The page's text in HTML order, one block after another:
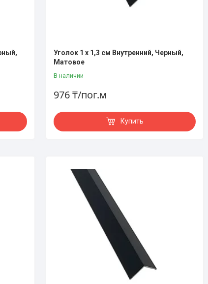
Уголок 1 х 1,3 см Внутренний, Черный,
Матовое
В наличии
976 ₸/пог.м
Купить